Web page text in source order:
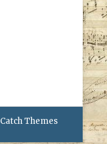
Catch Themes